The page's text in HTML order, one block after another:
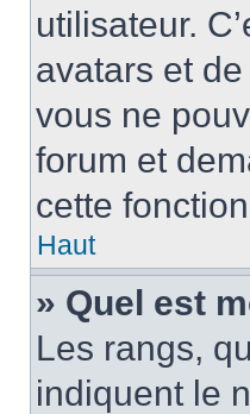
utilisateur.
avatars et
vous ne
forum et
cette
Haut
» Quel est
Les rangs,
indiquent le